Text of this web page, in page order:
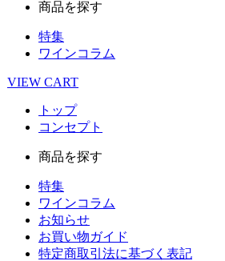
商品を探す
特集
ワインコラム
VIEW CART
トップ
コンセプト
商品を探す
特集
ワインコラム
お知らせ
お買い物ガイド
特定商取引法に基づく表記